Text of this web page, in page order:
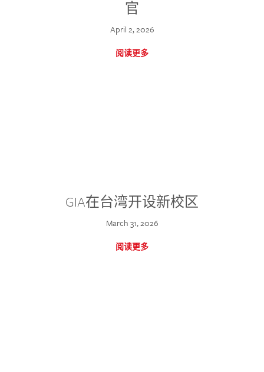
官
April 2, 2026
阅读更多
GIA在台湾开设新校区
March 31, 2026
阅读更多